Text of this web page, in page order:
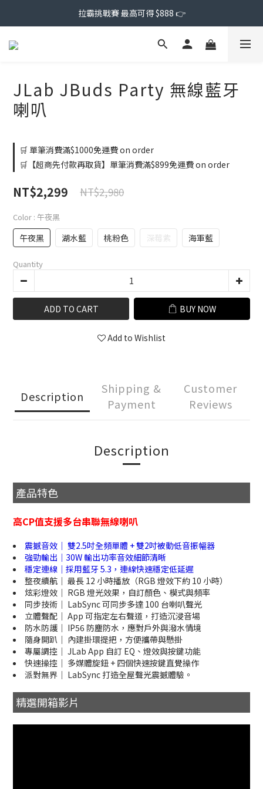
拉霸挑戰賽 最高可得 $888 👉
JLab JBuds Party 無線藍牙
喇叭
🛒 單筆消費滿$1000免運費 on order
🛒【超商先付款再取貨】單筆消費滿$899免運費 on order
NT$2,299 NT$2,980
Color : 午夜黑
午夜黑 湖水藍 桃粉色 深莓紫 海軍藍
Quantity
ADD TO CART BUY NOW
Add to Wishlist
Description
Shipping &
Payment
Customer
Reviews
Description
產品特色
高CP值支援多台串聯無線喇叭
震撼音效｜ 雙2.5吋全頻單體 + 雙2吋被動低音振幅器
強勁輸出｜30W 輸出功率音效細節清晰
穩定連線｜採用藍牙 5.3，連線快速穩定低延遲
整夜續航｜ 最長 12 小時播放（RGB 燈效下約 10 小時）
炫彩燈效｜ RGB 燈光效果，自訂顏色、模式與頻率
同步技術｜ LabSync 可同步多達 100 台喇叭聲光
立體聲配｜ App 可指定左右聲道，打造沉浸音場
防水防護｜ IP56 防塵防水，應對戶外與潑水情境
隨身開趴｜ 內建掛環提把，方便攜帶與懸掛
專屬調控｜ JLab App 自訂 EQ、燈效與按鍵功能
快速操控｜ 多媒體旋鈕 + 四個快速按鍵直覺操作
派對無界｜ LabSync 打造全屋聲光震撼體驗。
精選開箱影片